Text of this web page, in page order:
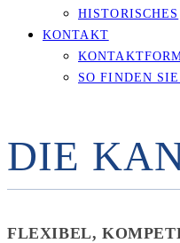
HISTORISCHES
KONTAKT
SO FINDEN
DIE
FLEXIBEL,